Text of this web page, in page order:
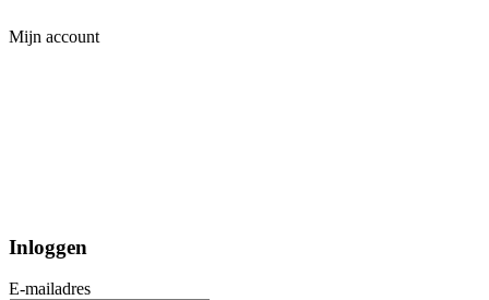
Mijn account
Inloggen
E-mailadres